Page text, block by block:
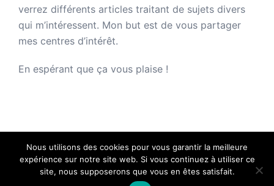
verrez différents articles traitant de sujets divers
qui m’intéressent. Mon but est de vous partager
mes centres d’intérêt.
En espérant que ça vous plaise !
Nous utilisons des cookies pour vous garantir la meilleure
expérience sur notre site web. Si vous continuez à utiliser ce
site, nous supposerons que vous en êtes satisfait.